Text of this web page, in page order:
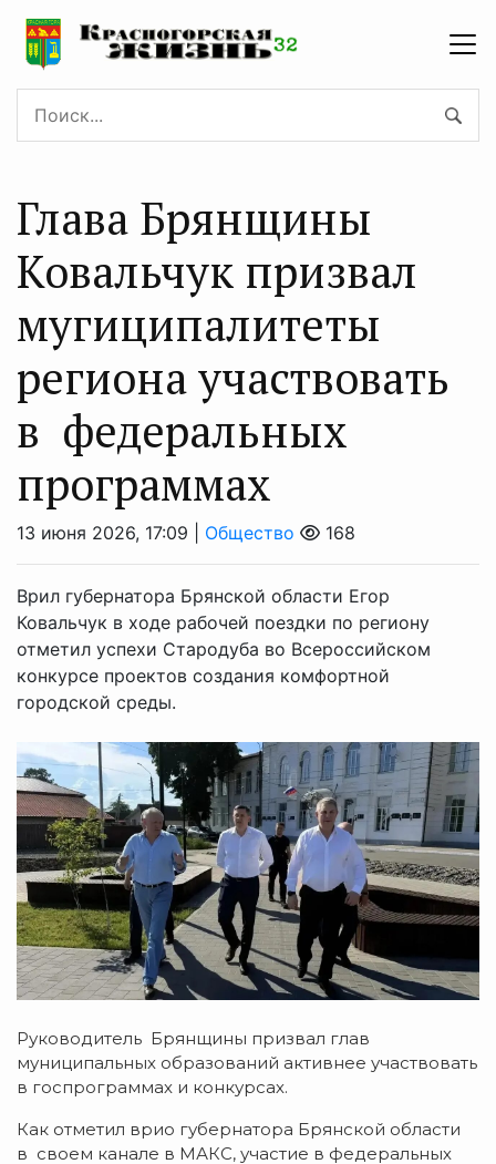
Глава Брянщины
Ковальчук призвал
мугиципалитеты
региона участвовать
в федеральных
программах
13 июня 2026, 17:09 | Общество 168
Врил губернатора Брянской области Егор
Ковальчук в ходе рабочей поездки по региону
отметил успехи Стародуба во Всероссийском
конкурсе проектов создания комфортной
городской среды.
Руководитель Брянщины призвал глав
муниципальных образований активнее участвовать
в госпрограммах и конкурсах.
Как отметил врио губернатора Брянской области
в своем канале в МАКС, участие в федеральных